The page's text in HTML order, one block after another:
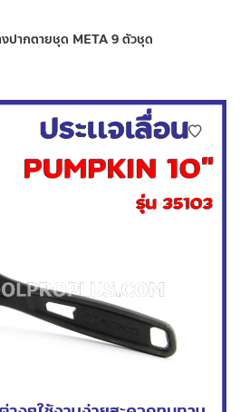
งปากตายชุด META 9 ตัวชุด